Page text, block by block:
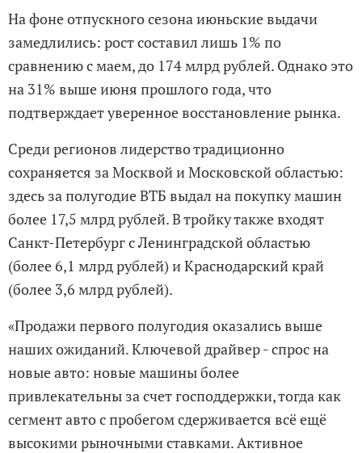
На фоне отпускного сезона июньские выдачи
замедлились: рост составил лишь 1% по
сравнению с маем, до 174 млрд рублей. Однако это
на 31% выше июня прошлого года, что
подтверждает уверенное восстановление рынка.
Среди регионов лидерство традиционно
сохраняется за Москвой и Московской областью:
здесь за полугодие ВТБ выдал на покупку машин
более 17,5 млрд рублей. В тройку также входят
Санкт-Петербург с Ленинградской областью
(более 6,1 млрд рублей) и Краснодарский край
(более 3,6 млрд рублей).
«Продажи первого полугодия оказались выше
наших ожиданий. Ключевой драйвер - спрос на
новые авто: новые машины более
привлекательны за счет господдержки, тогда как
сегмент авто с пробегом сдерживается всё ещё
высокими рыночными ставками. Активное